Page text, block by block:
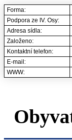
Forma:
Podpora ze IV. Osy:
Adresa sídla:
Založeno:
Kontaktní telefon:
E-mail:
WWW: